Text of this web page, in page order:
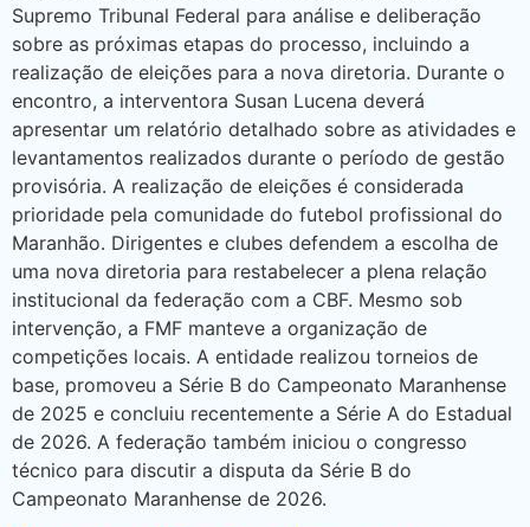
Supremo Tribunal Federal para análise e deliberação
sobre as próximas etapas do processo, incluindo a
realização de eleições para a nova diretoria. Durante o
encontro, a interventora Susan Lucena deverá
apresentar um relatório detalhado sobre as atividades e
levantamentos realizados durante o período de gestão
provisória. A realização de eleições é considerada
prioridade pela comunidade do futebol profissional do
Maranhão. Dirigentes e clubes defendem a escolha de
uma nova diretoria para restabelecer a plena relação
institucional da federação com a CBF. Mesmo sob
intervenção, a FMF manteve a organização de
competições locais. A entidade realizou torneios de
base, promoveu a Série B do Campeonato Maranhense
de 2025 e concluiu recentemente a Série A do Estadual
de 2026. A federação também iniciou o congresso
técnico para discutir a disputa da Série B do
Campeonato Maranhense de 2026.